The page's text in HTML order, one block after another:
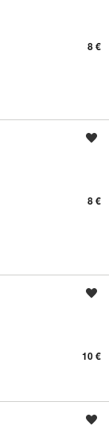
8 €
8 €
10 €